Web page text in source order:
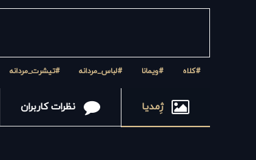
#کلاه #ویمانا #لباس_مردانه #تیشرت_مردانه
ژِمدیا نظرات کاربران